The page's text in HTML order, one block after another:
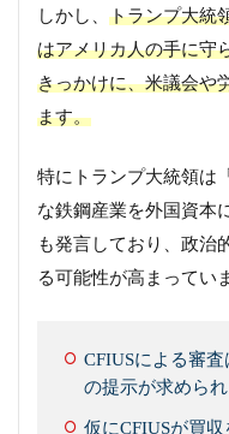
しかし、 トランプ大統
はアメリカ人の手に守
きっかけに、米議会や
ます。
特にトランプ大統領は
な鉄鋼産業を外国資本
も発言しており、政治
る可能性が高まってい
CFIUSによる審
の提示が求められ
仮にCFIUSが買